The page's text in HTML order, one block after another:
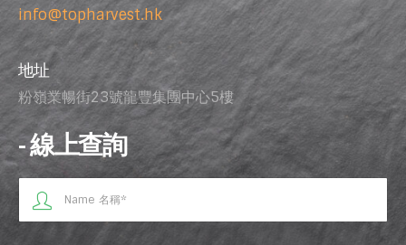
info@topharvest.hk
地址
粉嶺業暢街23號龍豐集團中心5樓
- 線上查詢